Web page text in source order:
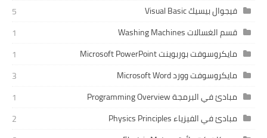
فيجوال بيسيك Visual Basic
5
قسم الغسالات Washing Machines
1
مايكروسوفت بوربوينت Microsoft PowerPoint
1
مايكروسوفت وورد Microsoft Word
3
مبادئ في البرمجة Programming Overview
1
مبادئ في الفيزياء Physics Principles
2